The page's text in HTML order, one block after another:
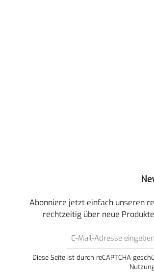
Abonniere jetzt einfach unseren
rechtzeitig über neue
Diese Seite ist durch reCAPTCHA